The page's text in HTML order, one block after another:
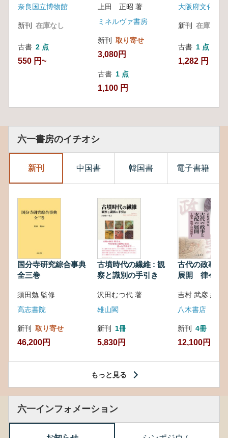
奈良国立博物館
新刊 在庫なし
古書 2 点
550 円~
上田 正昭 著
ミネルヴァ書房
新刊 取り寄せ
3,080円
古書 1 点
1,100 円
大阪府文化財
新刊 在庫なし
古書 1 点
1,282 円
六一書房のイチオシ
新刊 中国書 韓国書 電子書籍
国分寺研究綜合事典
全三巻
須田勉 監修
高志書院
新刊 取り寄せ
46,200円
古墳時代の繊維 : 観
察と識別の手引き
沢田むつ代 著
雄山閣
新刊 1冊
5,830円
古代の政事と
展開 律令・
吉村 武彦 編集
八木書店
新刊 4冊
12,100円
もっと見る
六一インフォメーション